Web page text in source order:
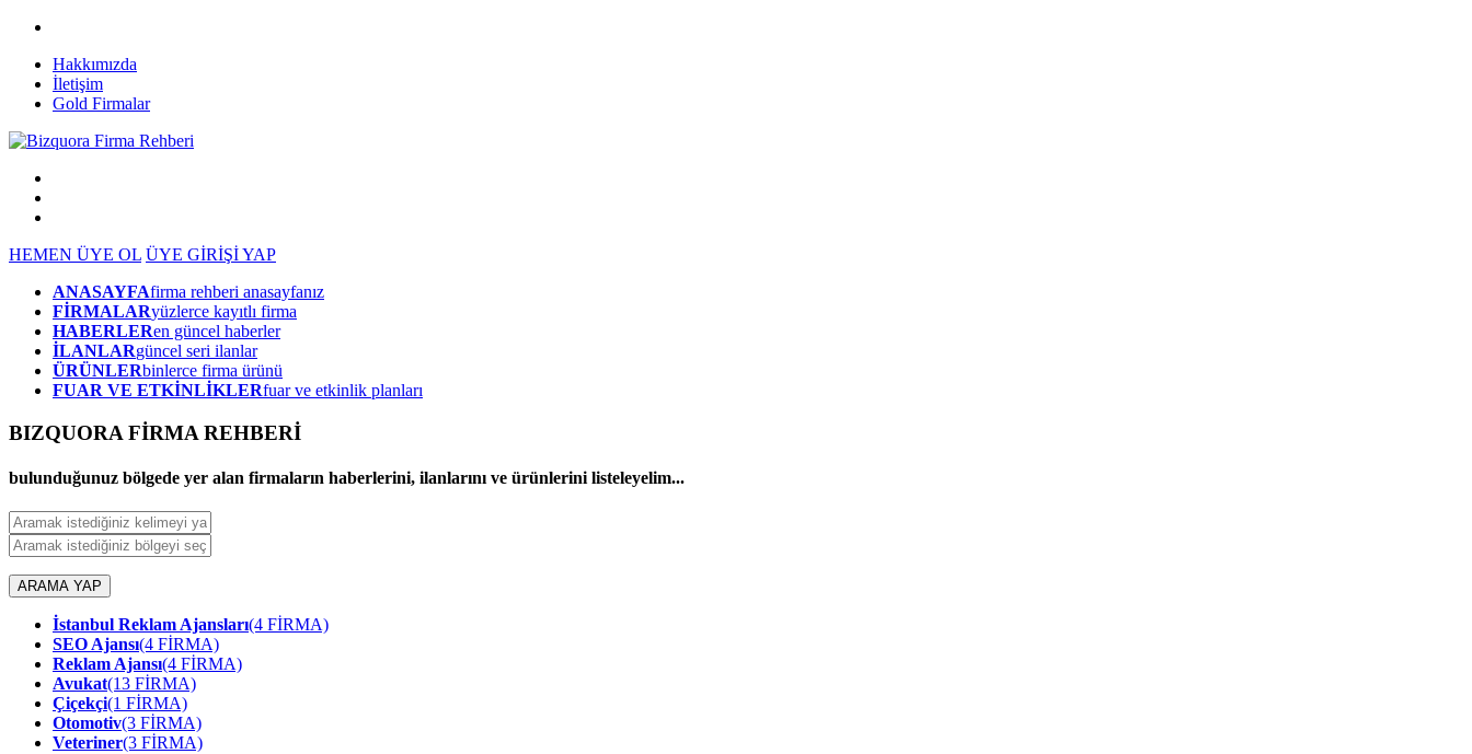
Hakkımızda
İletişim
Gold Firmalar
HEMEN ÜYE OL ÜYE GİRİŞİ YAP
ANASAYFAfirma rehberi anasayfanız
FİRMALARyüzlerce kayıtlı firma
HABERLERen güncel haberler
İLANLARgüncel seri ilanlar
ÜRÜNLERbinlerce firma ürünü
FUAR VE ETKİNLİKLERfuar ve etkinlik planları
BIZQUORA FİRMA REHBERİ
bulunduğunuz bölgede yer alan firmaların haberlerini, ilanlarını ve ürünlerini listeleyelim...
ARAMA YAP
İstanbul Reklam Ajansları(4 FİRMA)
SEO Ajansı(4 FİRMA)
Reklam Ajansı(4 FİRMA)
Avukat(13 FİRMA)
Çiçekçi(1 FİRMA)
Otomotiv(3 FİRMA)
Veteriner(3 FİRMA)